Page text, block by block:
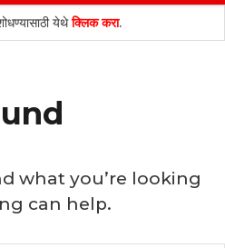
येथेक्लिक करा.
what you’re looking
can help.